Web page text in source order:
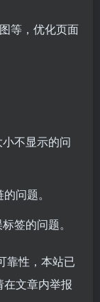
等，优化页面
不显示的问
问题。
签的问题。
靠性，本站已
文章内举报